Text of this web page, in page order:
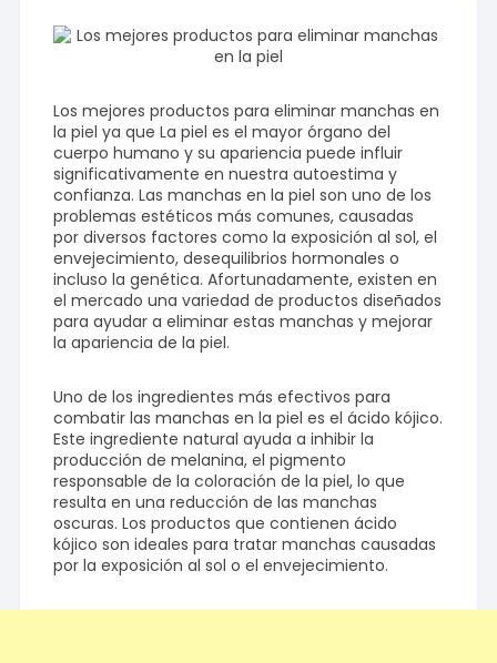
Los mejores productos para eliminar manchas en
la piel ya que La piel es el mayor órgano del
cuerpo humano y su apariencia puede influir
significativamente en nuestra autoestima y
confianza. Las manchas en la piel son uno de los
problemas estéticos más comunes, causadas
por diversos factores como la exposición al sol, el
envejecimiento, desequilibrios hormonales o
incluso la genética. Afortunadamente, existen en
el mercado una variedad de productos diseñados
para ayudar a eliminar estas manchas y mejorar
la apariencia de la piel.
Uno de los ingredientes más efectivos para
combatir las manchas en la piel es el ácido kójico.
Este ingrediente natural ayuda a inhibir la
producción de melanina, el pigmento
responsable de la coloración de la piel, lo que
resulta en una reducción de las manchas
oscuras. Los productos que contienen ácido
kójico son ideales para tratar manchas causadas
por la exposición al sol o el envejecimiento.